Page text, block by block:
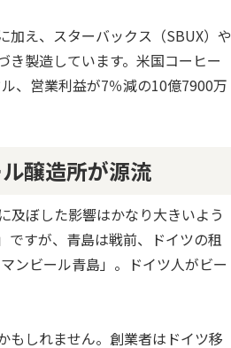
加え、スターバックス（SBUX）や
き製造しています。米国コーヒー
、営業利益が7％減の10億7900万
醸造所が源流
及ぼした影響はかなり大きいよう
ですが、青島は戦前、ドイツの租
ンビール青島」。ドイツ人がビー
もしれません。創業者はドイツ移